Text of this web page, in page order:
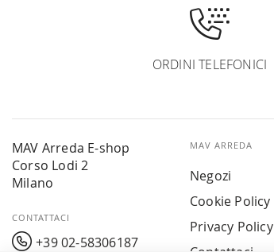
ORDINI TELEFONICI
MAV Arreda E-shop
Corso Lodi 2
Milano
CONTATTACI
+39 02-58306187
MAV ARREDA
Negozi
Cookie Policy
Privacy Policy